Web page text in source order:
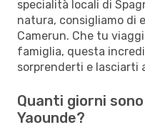
specialità locali di
natura, consigliamo di
Camerun. Che tu
famiglia, questa
sorprenderti e lasciarti
Quanti giorni
Yaounde?